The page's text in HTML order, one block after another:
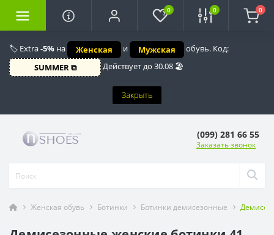
🏷️ Extra-5% на Женская и Мужская
обувь. Код:
SUMMER ⧉
Действует до 30.08 🏖️
Закрыть
0 0 0
(099) 281 66 55
Заказать звонок
Женская обувь Ботинки Ботинки демисезонные